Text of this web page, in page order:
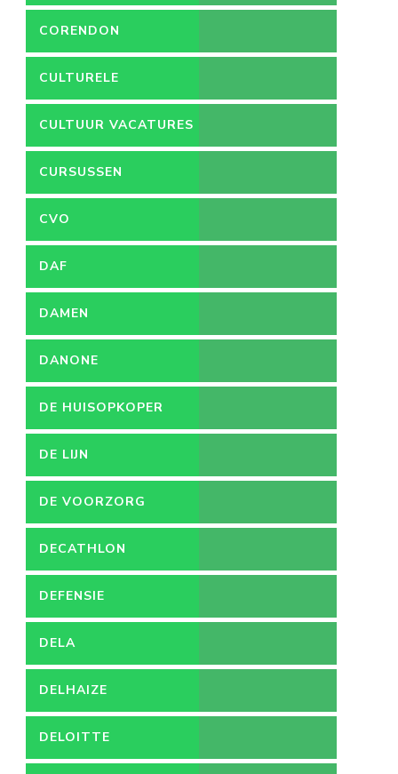
CORENDON
CULTURELE
VACATURES
CULTUUR VACATURES
CURSUSSEN
CVO
DAF
DAMEN
DANONE
DE HUISOPKOPER
DE LIJN
DE VOORZORG
DECATHLON
DEFENSIE
DELA
DELHAIZE
DELOITTE